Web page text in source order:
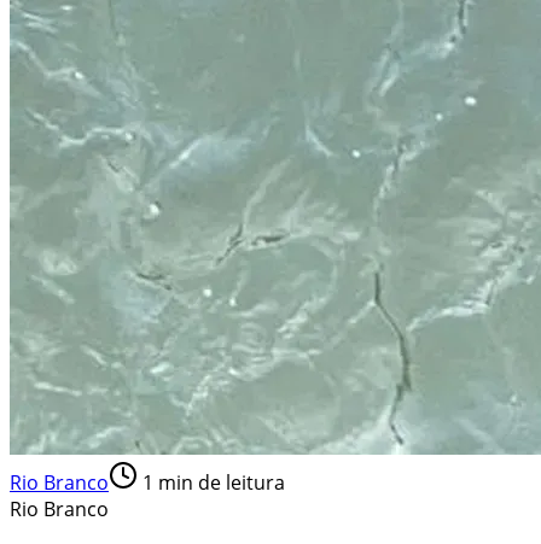
Rio Branco 1 min de leitura
Rio Branco